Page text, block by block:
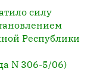
силу
Республики
N 306-5/06)